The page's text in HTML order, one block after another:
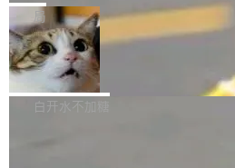
是把这段空隙补上。 回退到任何一次
aDB 捕获 commit 之间的每一次操作，
微软同期总资本开支的四成。 与亚马
bet、微软以及 Meta 等传统科技巨头
ceXAI的资金消耗速度尤为引人瞩目。
撑庞大支出的资金来源却呈现出截然
貌。数据显示，微软和 Meta 主要依托
一个在终端里运行的编程 agent；
1.2，驱动这个 agent 的新模型。一句
你可以用 curl -fsSL https://
sh | bash 安装一个能在大项目里自动
代码、验证结果的 AI 终端工具。 据
局
美团开源 LoHoSearch，用知识图
准 AI 能力认知
机器出题的前提，是让机器拥有全局
构建流程可以分为四个环节：建图 →
白开水不加糖